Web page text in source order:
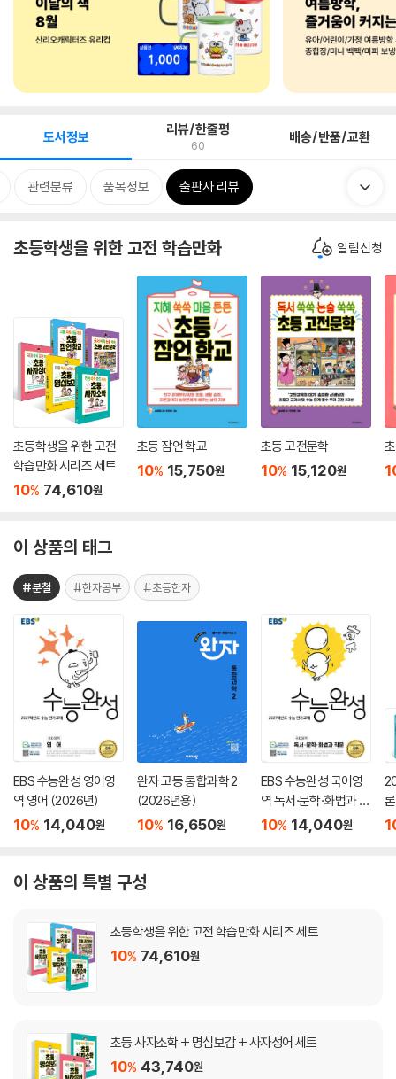
도서정보 리뷰/한줄평
60 배송/반품/교환
관련분류 품목정보 출판사 리뷰
초등학생을 위한 고전 학습만화 알림신청
초등학생을 위한 고전
학습만화 시리즈 세트
10% 74,610원
초등 잠언 학교
10% 15,750원
초등 고전문학
10% 15,120원
이 상품의 태그
#분철 #한자공부 #초등한자
EBS 수능완성 영어영
역 영어 (2026년)
10% 14,040원
완자 고등 통합과학 2
(2026년용)
10% 16,650원
EBS 수능완성 국어영
역 독서·문학·화법과 작
문 (2026년)
10% 14,040원
(
이 상품의 특별 구성
초등학생을 위한 고전 학습만화 시리즈 세트
10% 74,610원
초등 사자소학 + 명심보감 + 사자성어 세트
10% 43,740원